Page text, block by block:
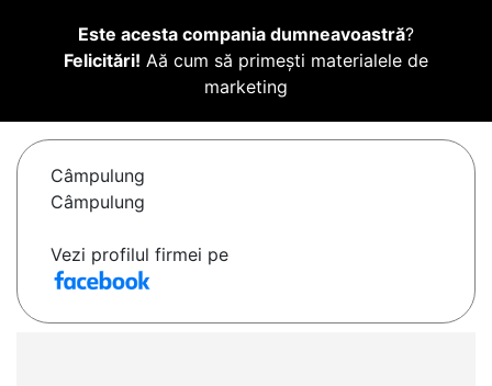
Este acesta compania dumneavoastră?
Felicitări! Aă cum să primești materialele de
marketing
Câmpulung
Câmpulung
Vezi profilul firmei pe